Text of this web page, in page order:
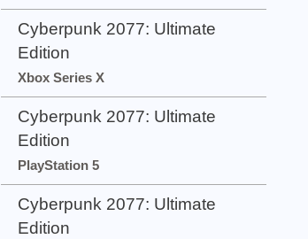
Cyberpunk 2077: Ultimate
Edition
Xbox Series X
Cyberpunk 2077: Ultimate
Edition
PlayStation 5
Cyberpunk 2077: Ultimate
Edition